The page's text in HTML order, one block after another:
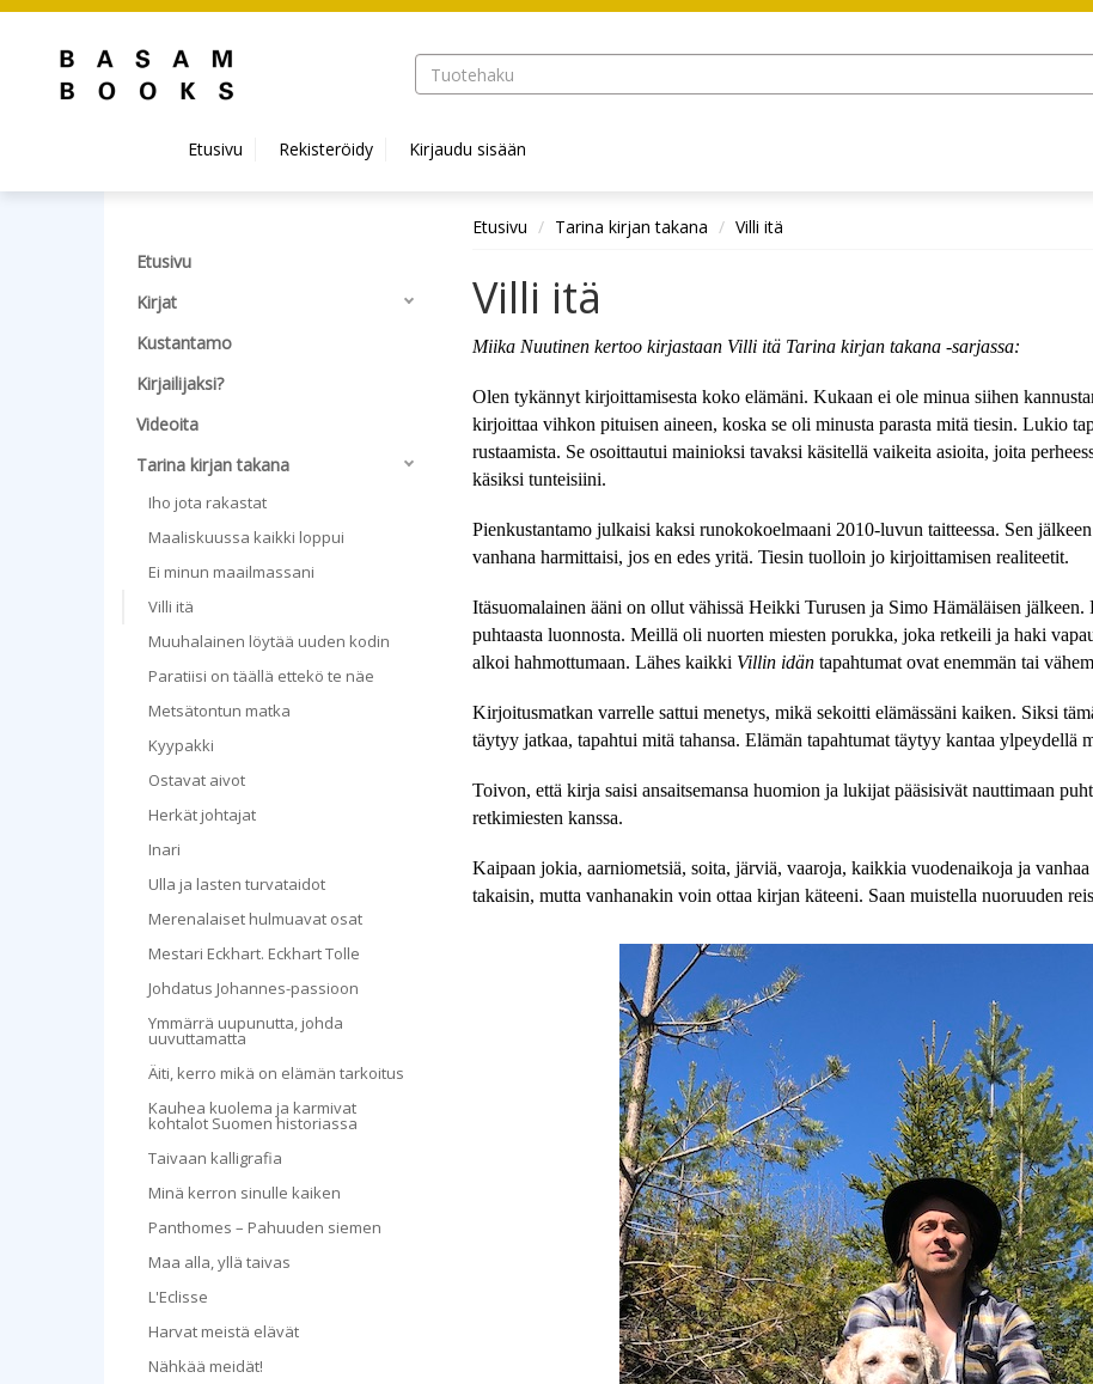
Hyppää pääsisältöön
Etusivu Rekisteröidy Kirjaudu sisään
Etusivu
Kirjat
Kustantamo
Kirjailijaksi?
Videoita
Tarina kirjan takana
Iho jota rakastat
Maaliskuussa kaikki loppui
Ei minun maailmassani
Villi itä
Muuhalainen löytää uuden kodin
Paratiisi on täällä ettekö te näe
Metsätontun matka
Kyypakki
Ostavat aivot
Herkät johtajat
Inari
Ulla ja lasten turvataidot
Merenalaiset hulmuavat osat
Mestari Eckhart. Eckhart Tolle
Johdatus Johannes-passioon
Ymmärrä uupunutta, johda
uuvuttamatta
Äiti, kerro mikä on elämän tarkoitus
Kauhea kuolema ja karmivat
kohtalot Suomen historiassa
Taivaan kalligrafia
Minä kerron sinulle kaiken
Panthomes – Pahuuden siemen
Maa alla, yllä taivas
L'Eclisse
Harvat meistä elävät
Nähkää meidät!
Etusivu Tarina kirjan takana Villi itä
Villi itä
Miika Nuutinen kertoo kirjastaan Villi itä Tarina kirjan takana -sarjassa:
Olen tykännyt kirjoittamisesta koko elämäni. Kukaan ei ole minua siihen
kirjoittaa vihkon pituisen aineen, koska se oli minusta parasta mitä tiesin. Lukio
rustaamista. Se osoittautui mainioksi tavaksi käsitellä vaikeita asioita, joita
käsiksi tunteisiini.
Pienkustantamo julkaisi kaksi runokokoelmaani 2010-luvun taitteessa. Sen
vanhana harmittaisi, jos en edes yritä. Tiesin tuolloin jo kirjoittamisen realiteetit.
Itäsuomalainen ääni on ollut vähissä Heikki Turusen ja Simo Hämäläisen jälkeen.
puhtaasta luonnosta. Meillä oli nuorten miesten porukka, joka retkeili ja haki
alkoi hahmottumaan. Lähes kaikki Villin idän tapahtumat ovat enemmän tai
Kirjoitusmatkan varrelle sattui menetys, mikä sekoitti elämässäni kaiken. Siksi
täytyy jatkaa, tapahtui mitä tahansa. Elämän tapahtumat täytyy kantaa ylpeydellä
Toivon, että kirja saisi ansaitsemansa huomion ja lukijat pääsisivät nauttimaan
retkimiesten kanssa.
Kaipaan jokia, aarniometsiä, soita, järviä, vaaroja, kaikkia vuodenaikoja ja
takaisin, mutta vanhanakin voin ottaa kirjan käteeni. Saan muistella nuoruuden